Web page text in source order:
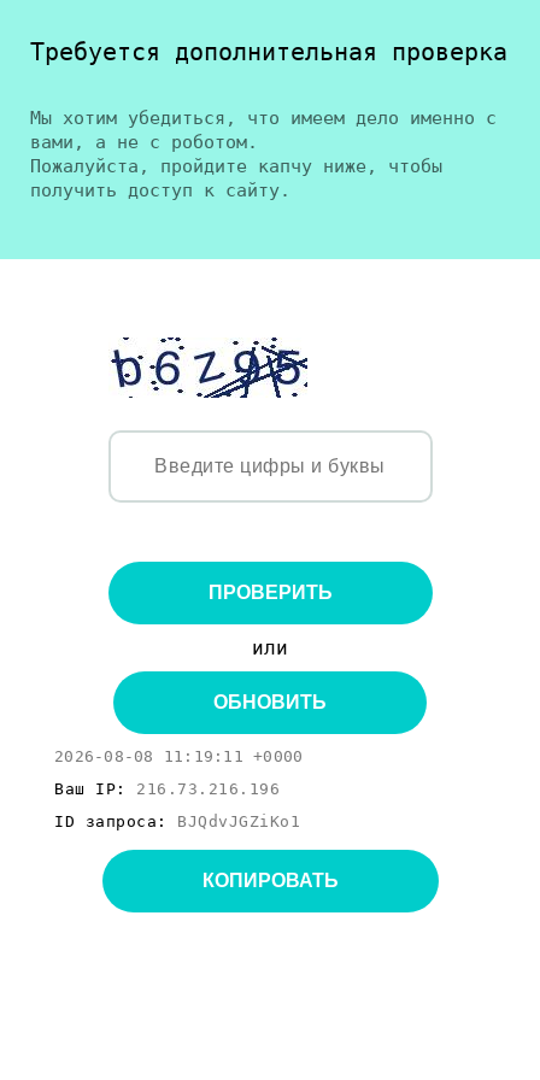
Требуется дополнительная проверка
Мы хотим убедиться, что имеем дело именно с
вами, а не с роботом.
Пожалуйста, пройдите капчу ниже, чтобы
получить доступ к сайту.
ПРОВЕРИТЬ
или
ОБНОВИТЬ
2026-08-08 11:19:11 +0000
Ваш IP: 216.73.216.196
ID запроса: BJQdvJGZiKo1
КОПИРОВАТЬ